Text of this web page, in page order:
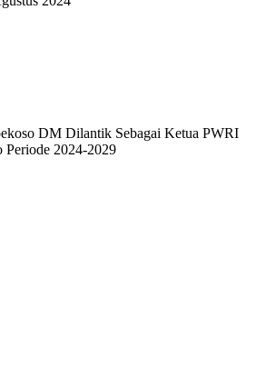
DM Dilantik Sebagai Ketua PWRI
Periode 2024-2029